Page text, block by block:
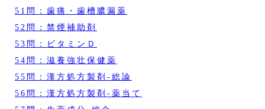
51問：歯痛・歯槽膿漏薬
52問：禁煙補助剤
53問：ビタミンＤ
54問：滋養強壮保健薬
55問：漢方処方製剤‐総論
56問：漢方処方製剤‐薬当て